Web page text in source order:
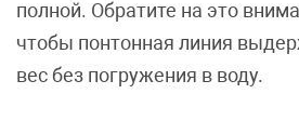
полной. Обратите на это
чтобы понтонная линия
вес без погружения в воду.